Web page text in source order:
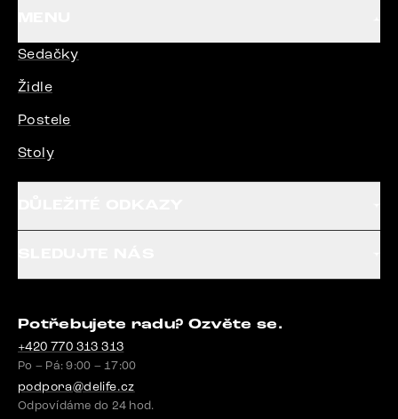
Sedačky
Židle
Postele
Stoly
Potřebujete radu? Ozvěte se.
+420 770 313 313
Po – Pá: 9:00 – 17:00
podpora@delife.cz
Odpovídáme do 24 hod.